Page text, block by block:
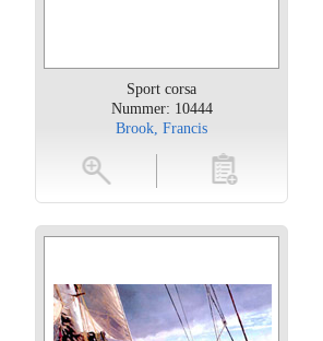
Sport corsa
Nummer: 10444
Brook, Francis
toevoegen